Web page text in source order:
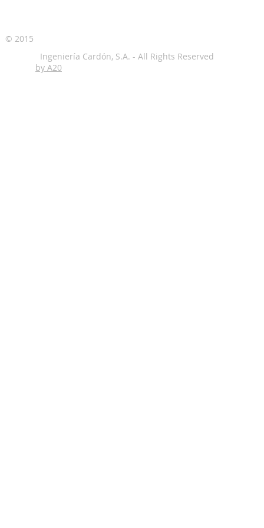
Ingeniería Cardón,
by A20
© 2015